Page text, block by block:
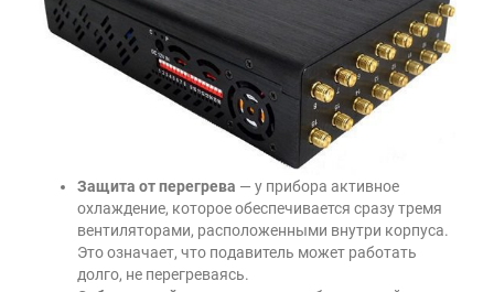
Защита от перегрева — у прибора активное
охлаждение, которое обеспечивается сразу тремя
вентиляторами, расположенными внутри корпуса.
Это означает, что подавитель может работать
долго, не перегреваясь.